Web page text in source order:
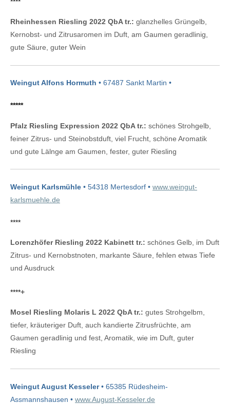
Rheinhessen Riesling 2022 QbA tr.: glanzhelles Grüngelb,
Kernobst- und Zitrusaromen im Duft, am Gaumen geradlinig,
gute Säure, guter Wein
Weingut Alfons Hormuth • 67487 Sankt Martin •
*****
Pfalz Riesling Expression 2022 QbA tr.: schönes Strohgelb,
feiner Zitrus- und Steinobstduft, viel Frucht, schöne Aromatik
und gute Lälnge am Gaumen, fester, guter Riesling
Weingut Karlsmühle • 54318 Mertesdorf • www.weingut-
karlsmuehle.de
****
Lorenzhöfer Riesling 2022 Kabinett tr.: schönes Gelb, im Duft
Zitrus- und Kernobstnoten, markante Säure, fehlen etwas Tiefe
und Ausdruck
****+
Mosel Riesling Molaris L 2022 QbA tr.: gutes Strohgelbm,
tiefer, kräuteriger Duft, auch kandierte Zitrusfrüchte, am
Gaumen geradlinig und fest, Aromatik, wie im Duft, guter
Riesling
Weingut August Kesseler• 65385 Rüdesheim-
Assmannshausen • www.August-Kesseler.de